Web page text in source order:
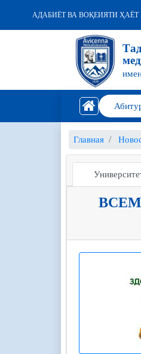
АДАБИЁТ ВА ВОҚЕИЯТИ ҲАЁТ
Главная